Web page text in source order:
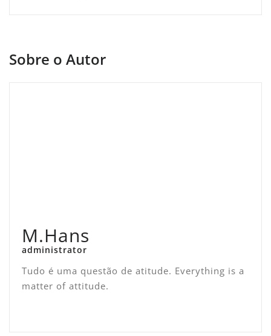
Sobre o Autor
M.Hans
administrator
Tudo é uma questão de atitude. Everything is a
matter of attitude.